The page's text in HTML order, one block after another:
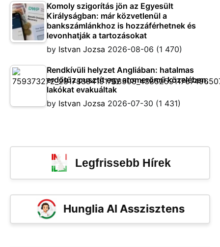
Komoly szigorítás jön az Egyesült
Királyságban: már közvetlenül a
bankszámlánkhoz is hozzáférhetnek és
levonhatják a tartozásokat
by Istvan Jozsa 2026-08-06 (1 470)
Rendkívüli helyzet Angliában: hatalmas
erdőtűz pusztít egy atomerőmű közelében,
lakókat evakuáltak
by Istvan Jozsa 2026-07-30 (1 431)
Legfrissebb Hírek
Hunglia AI Asszisztens